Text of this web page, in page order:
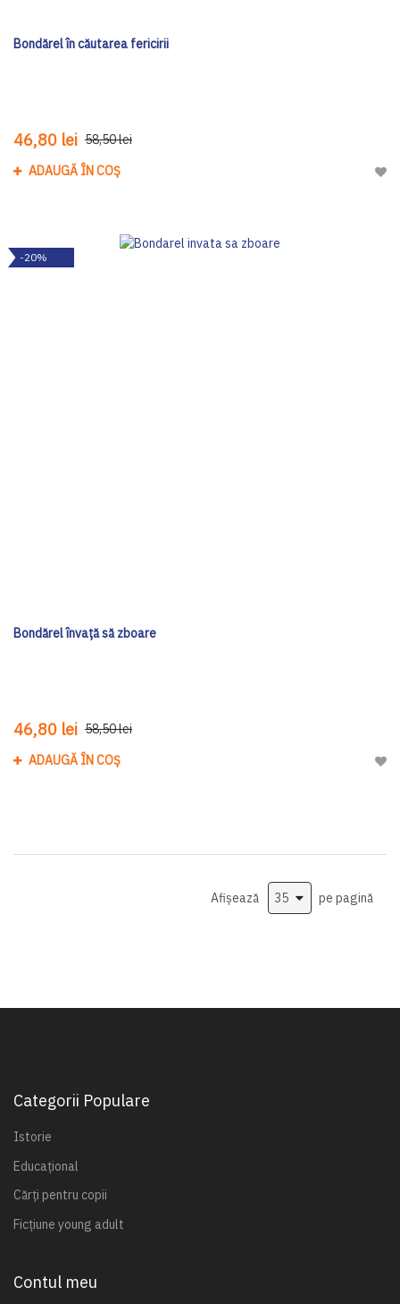
Bondărel în căutarea fericirii
46,80 lei 58,50 lei
ADAUGĂ ÎN COȘ
-20%
Bondărel învață să zboare
46,80 lei 58,50 lei
ADAUGĂ ÎN COȘ
Afișează pe pagină
Categorii Populare
Istorie
Educațional
Cărți pentru copii
Ficțiune young adult
Contul meu